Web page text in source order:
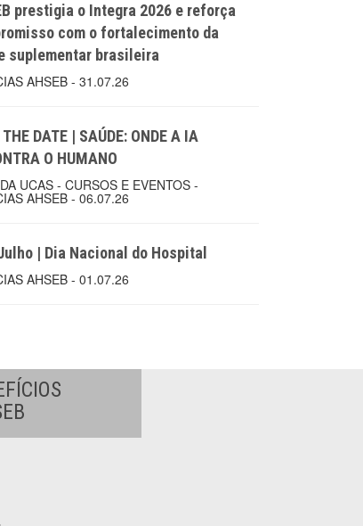
prestigia o Integra 2026 e reforça
com o fortalecimento da
suplementar brasileira
AHSEB - 31.07.26
THE DATE | SAÚDE: ONDE A IA
O HUMANO
UCAS - CURSOS E EVENTOS -
AHSEB - 06.07.26
| Dia Nacional do Hospital
AHSEB - 01.07.26